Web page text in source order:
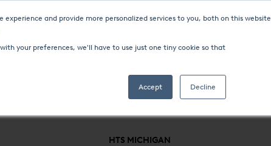
and provide more personalized services to you, both on this website
your preferences, we'll have to use just one tiny cookie so that
Accept Decline
CONTACT
HTS MICHIGAN